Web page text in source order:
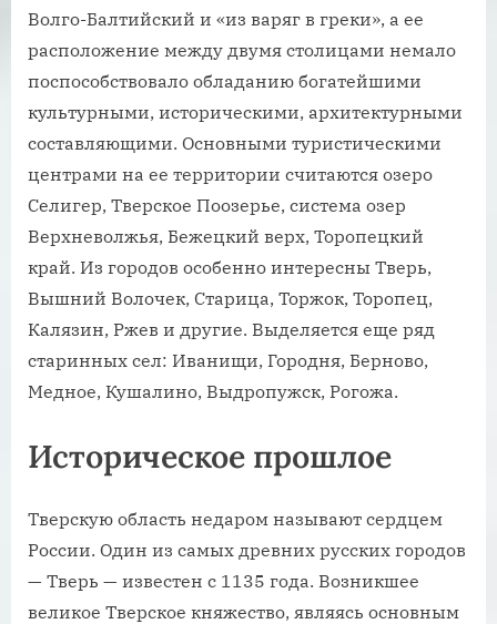
Волго-Балтийский и «из варяг в греки», а ее
расположение между двумя столицами немало
поспособствовало обладанию богатейшими
культурными, историческими, архитектурными
составляющими. Основными туристическими
центрами на ее территории считаются озеро
Селигер, Тверское Поозерье, система озер
Верхневолжья, Бежецкий верх, Торопецкий
край. Из городов особенно интересны Тверь,
Вышний Волочек, Старица, Торжок, Торопец,
Калязин, Ржев и другие. Выделяется еще ряд
старинных сел: Иванищи, Городня, Берново,
Медное, Кушалино, Выдропужск, Рогожа.
Историческое прошлое
Тверскую область недаром называют сердцем
России. Один из самых древних русских городов
— Тверь — известен с 1135 года. Возникшее
великое Тверское княжество, являясь основным